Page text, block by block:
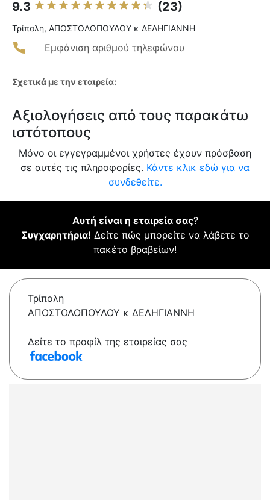
9.3 (23)
Τρίπολη, ΑΠΟΣΤΟΛΟΠΟΥΛΟΥ κ ΔΕΛΗΓΙΑΝΝΗ
Εμφάνιση αριθμού τηλεφώνου
Σχετικά με την εταιρεία:
Αξιολογήσεις από τους παρακάτω
ιστότοπους
Μόνο οι εγγεγραμμένοι χρήστες έχουν πρόσβαση
σε αυτές τις πληροφορίες. Κάντε κλικ εδώ για να
συνδεθείτε.
Αυτή είναι η εταιρεία σας?
Συγχαρητήρια! Δείτε πώς μπορείτε να λάβετε το
πακέτο βραβείων!
Τρίπολη
ΑΠΟΣΤΟΛΟΠΟΥΛΟΥ κ ΔΕΛΗΓΙΑΝΝΗ
Δείτε το προφίλ της εταιρείας σας